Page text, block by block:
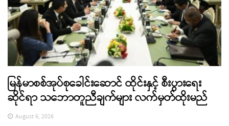
မြန်မာစစ်အုပ်စုခေါင်းဆောင် ထိုင်းနှင့် စီးပွားရေး
ဆိုင်ရာ သဘောတူညီချက်များ လက်မှတ်ထိုးမည်
August 6, 2026